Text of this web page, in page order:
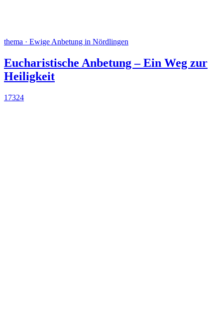
thema · Ewige Anbetung in Nördlingen
Eucharistische Anbetung – Ein Weg zur
Heiligkeit
17324